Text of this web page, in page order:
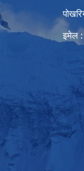
इमेल :